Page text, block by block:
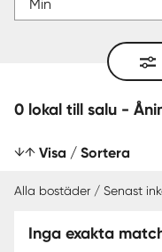
0 lokal
Visa / Sortera
Alla bostäder / Senast
Inga exakta